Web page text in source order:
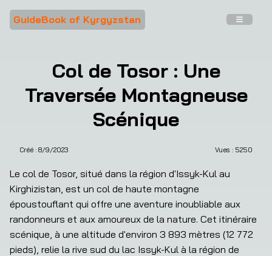
GuideBook of Kyrgyzstan
Col de Tosor : Une
Traversée Montagneuse
Scénique
Créé : 8/9/2023 Vues : 5250
Le col de Tosor, situé dans la région d'Issyk-Kul au
Kirghizistan, est un col de haute montagne
époustouflant qui offre une aventure inoubliable aux
randonneurs et aux amoureux de la nature. Cet itinéraire
scénique, à une altitude d'environ 3 893 mètres (12 772
pieds), relie la rive sud du lac Issyk-Kul à la région de